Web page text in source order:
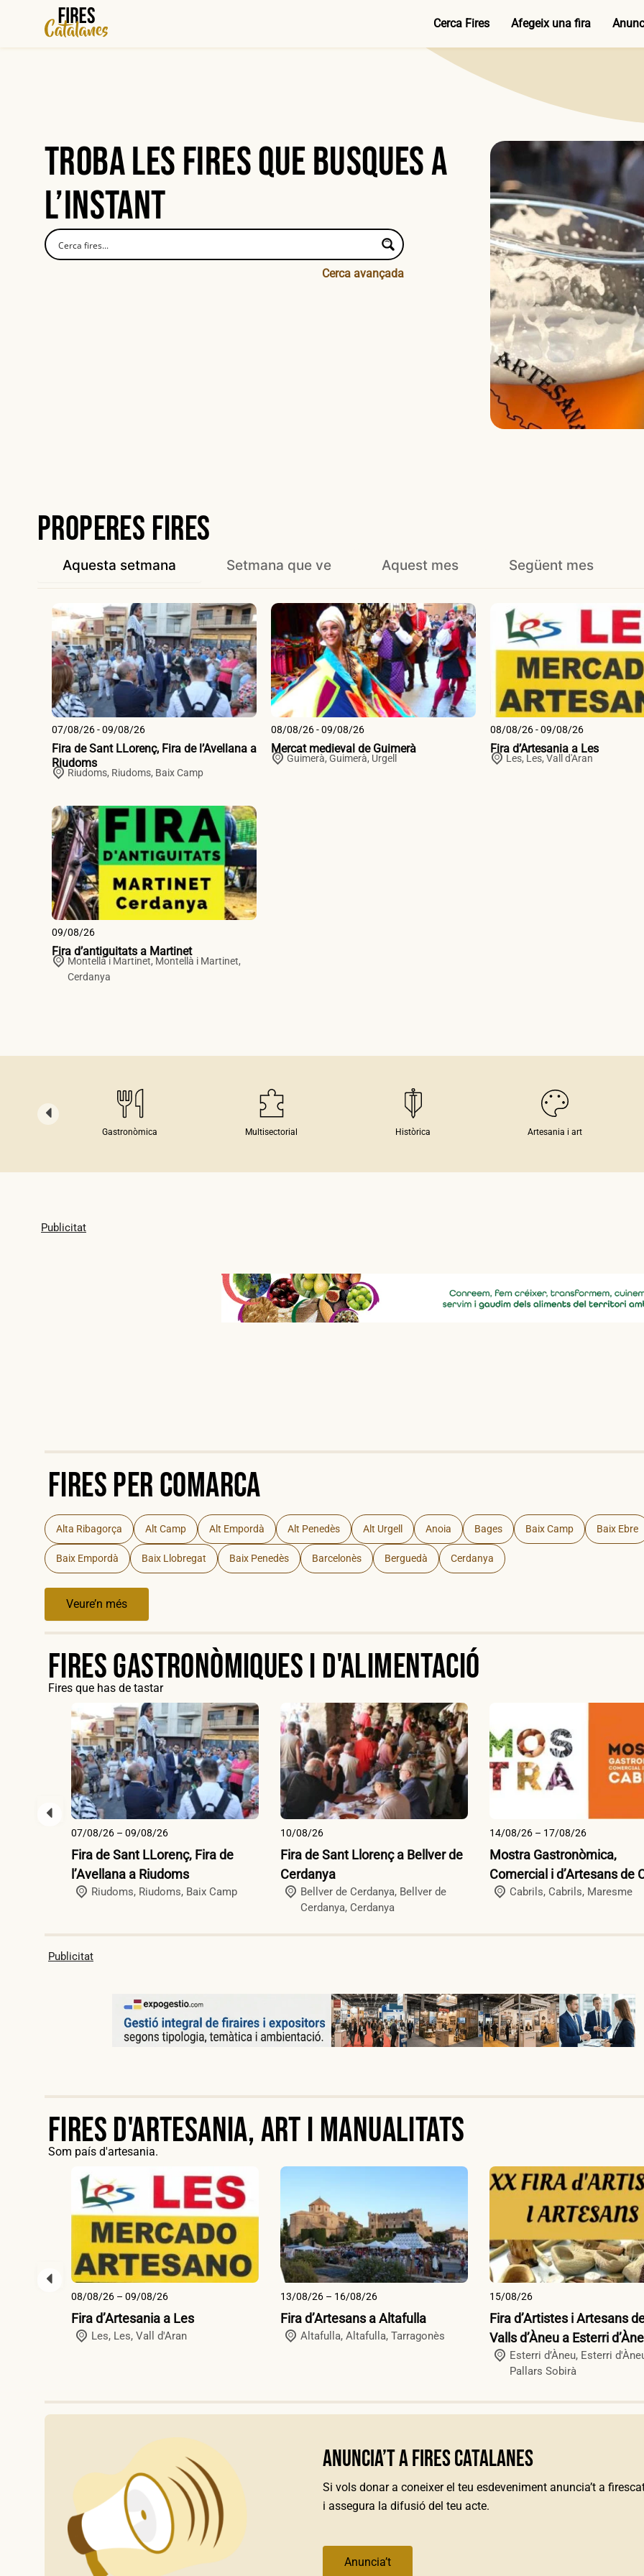
Cerca Fires Afegeix una fira
Troba les fires que busques a
l’instant
Cerca avançada
Properes fires
Aquesta setmana Setmana que ve Aquest mes Següent mes
07/08/26 - 09/08/26
Fira de Sant LLorenç, Fira de l’Avellana a
Riudoms
Riudoms, Riudoms, Baix Camp
08/08/26 - 09/08/26
Mercat medieval de Guimerà
Guimerà, Guimerà, Urgell
08/08/26 - 09/08/26
Fira d’Artesania a Les
Les, Les, Vall d'Aran
09/08/26
Fira d’antiguitats a Martinet
Montellà i Martinet, Montellà i Martinet,
Cerdanya
Gastronòmica Multisectorial Històrica Artesania i art
Publicitat
Fires per Comarca
Alta Ribagorça Alt Camp Alt Empordà Alt Penedès Alt Urgell Anoia Bages Baix Camp Baix Ebre
Baix Empordà Baix Llobregat Baix Penedès Barcelonès Berguedà Cerdanya
Veure’n més
Fires gastronòmiques i d'alimentació
Fires que has de tastar
07/08/26 – 09/08/26
Fira de Sant LLorenç, Fira de
l’Avellana a Riudoms
Riudoms, Riudoms, Baix Camp
10/08/26
Fira de Sant Llorenç a Bellver de
Cerdanya
Bellver de Cerdanya, Bellver de
Cerdanya, Cerdanya
14/08/26 – 17/08/26
Mostra Gastronòmica,
Comercial i d’Artesans de
Cabrils, Cabrils, Maresme
Publicitat
Fires d'artesania, art i manualitats
Som país d'artesania.
08/08/26 – 09/08/26
Fira d’Artesania a Les
Les, Les, Vall d'Aran
13/08/26 – 16/08/26
Fira d’Artesans a Altafulla
Altafulla, Altafulla, Tarragonès
15/08/26
Fira d’Artistes i Artesans
Valls d’Àneu a Esterri
Esterri d’Àneu, Esterri
Pallars Sobirà
Anuncia’t a Fires Catalanes
Si vols donar a coneixer el teu esdeveniment anuncia’t a
i assegura la difusió del teu acte.
Anuncia’t